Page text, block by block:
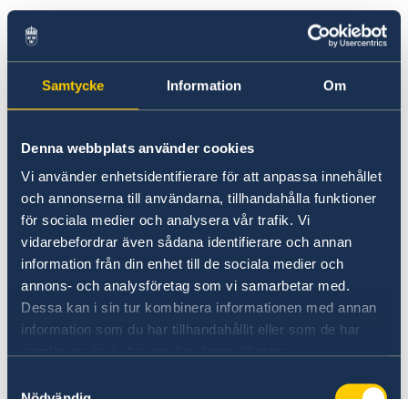
Samtycke Information Om
Denna webbplats använder cookies
Vi använder enhetsidentifierare för att anpassa innehållet
och annonserna till användarna, tillhandahålla funktioner
för sociala medier och analysera vår trafik. Vi
vidarebefordrar även sådana identifierare och annan
information från din enhet till de sociala medier och
annons- och analysföretag som vi samarbetar med.
Dessa kan i sin tur kombinera informationen med annan
information som du har tillhandahållit eller som de har
As seguintes regras precisam ser cumpridas
quando se faz a solicitação do passaporte da
A criança deve comparecer na Embaixada
com pelo menos um dos pais/guardiões.
As identidades dos pais/guardiões devem
ser comprovadas com passaporte ou uma
identidade válida com foto.
guardião precisa preencher e assinar o